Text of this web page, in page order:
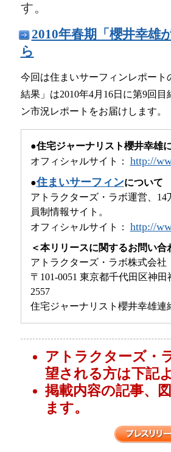
す。
2010年春期「櫻井幸雄
ら
今回は住まいサーフィンレポー
結果」は2010年4月16日に第9回
ン市況レポートをお届けします。
●住宅ジャーナリスト櫻井幸雄
オフィシャルサイト： http://
●住まいサーフィンについて
アトラクターズ・ラボ運営、
員制情報サイト。
オフィシャルサイト： http://
＜本リリースに関するお問い合
アトラクターズ・ラボ株式会
〒101-0051 東京都千代田区神田
2557
住宅ジャーナリスト櫻井幸雄連
アトラクターズ・
望される方は下記
掲載内容の記事、
ます。